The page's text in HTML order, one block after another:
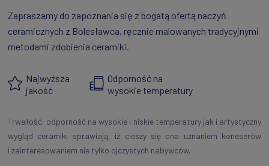
Zapraszamy do zapoznania się z bogatą ofertą naczyń
ceramicznych z Bolesławca, ręcznie malowanych tradycyjnymi
metodami zdobienia ceramiki.
Najwyższa
jakość
Odporność na
wysokie temperatury
Trwałość, odporność na wysokie i niskie temperatury jak i artystyczny
wygląd ceramiki sprawiają, iż cieszy się ona uznaniem koneserów
i zainteresowaniem nie tylko ojczystych nabywców.